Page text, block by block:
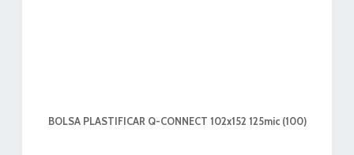
BOLSA PLASTIFICAR Q-CONNECT 102x152 125mic (100)